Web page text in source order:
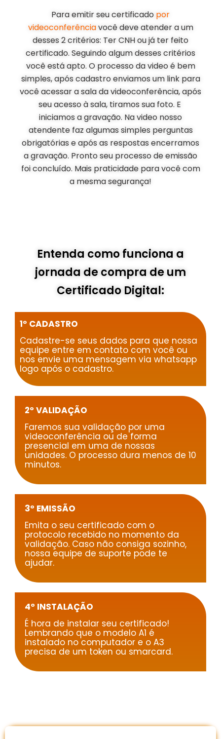
Para emitir seu certificado por
videoconferênciavocê deve atender a um
desses 2 critérios: Ter CNH ou já ter feito
certificado. Seguindo algum desses critérios
você está apto. O processo da video é bem
simples, após cadastro enviamos um link para
você acessar a sala da videoconferência, após
seu acesso à sala, tiramos sua foto. E
iniciamos a gravação. Na video nosso
atendente faz algumas simples perguntas
obrigatórias e após as respostas encerramos
a gravação. Pronto seu processo de emissão
foi concluído. Mais praticidade para você com
a mesma segurança!
Entenda como funciona a
jornada de compra de um
Certificado Digital:
1º CADASTRO
Cadastre-se seus dados para que nossa
equipe entre em contato com você ou
nos envie uma mensagem via whatsapp
logo após o cadastro.
2º VALIDAÇÃO
Faremos sua validação por uma
videoconferência ou de forma
presencial em uma de nossas
unidades. O processo dura menos de 10
minutos.
3º EMISSÃO
Emita o seu certificado com o
protocolo recebido no momento da
validação. Caso não consiga sozinho,
nossa equipe de suporte pode te
ajudar.
4º INSTALAÇÃO
É hora de instalar seu certificado!
Lembrando que o modelo A1 é
instalado no computador e o A3
precisa de um token ou smarcard.